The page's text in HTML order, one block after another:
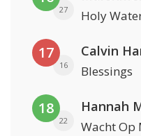
27 Holy
17
16 Blessings
18
22
Hannah
Wacht Op